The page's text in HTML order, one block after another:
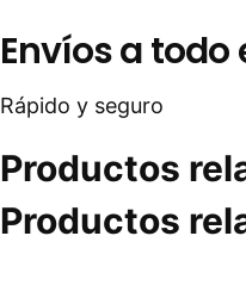
Envíos a todo
Rápido y seguro
Productos
Productos